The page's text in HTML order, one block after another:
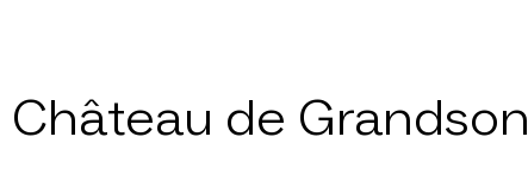
Château de Grandson